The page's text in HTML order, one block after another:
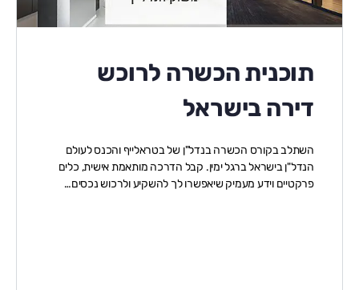
תוכנית הכשרה לרוכש
דירה בישראל
השתלב בקורס הכשרה בנדל"ן של בטראלייף והכנס לעולם
הנדל"ן בישראל ברגל ימין. קבל הדרכה מותאמת אישית, כלים
פרקטיים וידע מעמיק שיאפשרו לך להשקיע ולרכוש נכסים…